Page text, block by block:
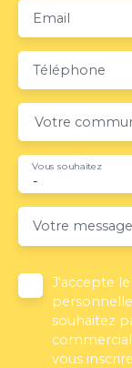
Email
Téléphone
Votre
-
Vous souhaitez
Votre message
J'accepte
souhaitez
vous